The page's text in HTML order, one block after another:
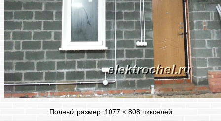
Полный размер: 1077 × 808пикселей